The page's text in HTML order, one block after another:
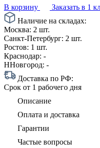
В корзину
Заказать в 1
Наличие на складах:
Москва: 2 шт.
Санкт-Петербург: 2 шт.
Ростов: 1 шт.
Краснодар: -
ННовгород: -
Доставка по РФ:
Срок от 1 рабочего дня
Описание
Оплата и доставка
Гарантии
Частые вопросы